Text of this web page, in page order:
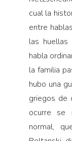
cual la
entre
las
habla
la familia
hubo una
griegos de
ocurre se
normal,